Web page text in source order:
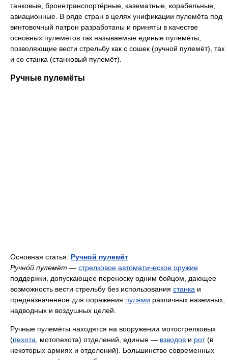
танковые, бронетранспортёрные, казематные, корабельные,
авиационные. В ряде стран в целях унификации пулемёта под
винтовочный патрон разработаны и приняты в качестве
основных пулемётов так называемые единые пулемёты,
позволяющие вести стрельбу как с сошек (ручной пулемёт), так
и со станка (станковый пулемёт).
Ручные пулемёты
Основная статья: Ручной пулемёт
Ручно́й пулемёт — стрелковое автоматическое оружие
поддержки, допускающее переноску одним бойцом, дающее
возможность вести стрельбу без использования станка и
предназначенное для поражения пулями различных наземных,
надводных и воздушных целей.
Ручные пулемёты находятся на вооружении мотострелковых
(пехота , мотопехота) отделений, единые — взводов и рот(в
некоторых армиях и отделений). Большинство современных